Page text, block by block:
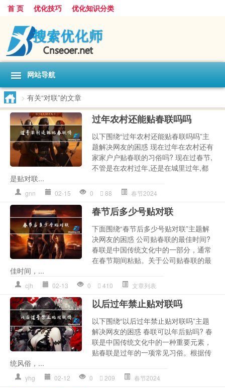
首 页 优化技巧 优化知识分类
网站导航
> 有关“对联”的文章
过年农村还能贴春联吗吗
以下围绕“过年农村还能贴春联吗吗”主
题解决网友的困惑 现在过年在农村还有
家家户户贴春联的习俗吗? 现在过春节,
不管是在农村过年,还是在城里过年,都
是贴对联...
gnn 02-15 0 88 春节2024
春节后多少号贴对联
下面围绕“春节后多少号贴对联”主题解
决网友的困惑 公司贴春联的最佳时间?
春联是中国传统文化中的一部分，通常
在春节期间粘贴。关于公司贴春联的最
佳时间，...
cjh 02-13 0 410 文章列表
以后过年禁止贴对联吗
以下围绕“以后过年禁止贴对联吗”主题
解决网友的困惑 春联可以年后贴吗? 春
联是中国传统文化中的一种重要元素，
贴春联是过年的一项常见习俗。根据传
统风俗，...
yhg 02-12 0 209 春节2024